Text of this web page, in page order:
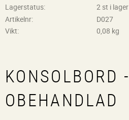
Lagerstatus
2 st i lager
Artikelnr
D027
Vikt
0,08 kg
KONSOLBORD -
OBEHANDLAD